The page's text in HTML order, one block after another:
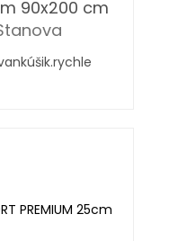
90x200 cm
z 5 hviezdičiek.
PREMIUM 25cm